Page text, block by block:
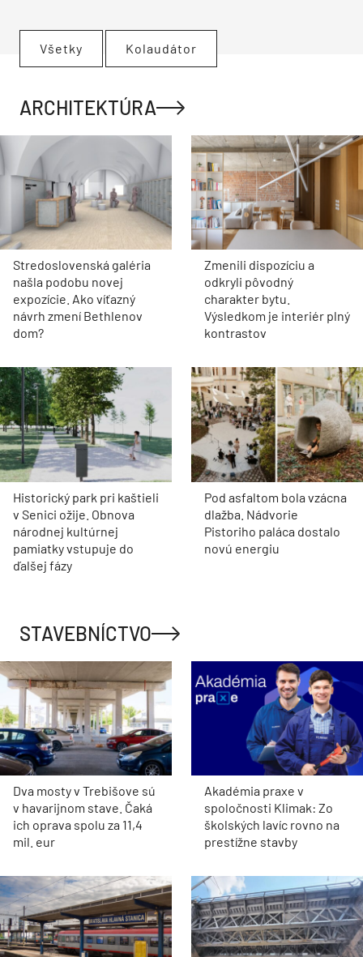
Všetky Kolaudátor
ARCHITEKTÚRA
Stredoslovenská galéria
našla podobu novej
expozície. Ako víťazný
návrh zmení Bethlenov
dom?
Zmenili dispozíciu a
odkryli pôvodný
charakter bytu.
Výsledkom je interiér plný
kontrastov
Historický park pri kaštieli
v Senici ožije. Obnova
národnej kultúrnej
pamiatky vstupuje do
ďalšej fázy
Pod asfaltom bola vzácna
dlažba. Nádvorie
Pistoriho paláca dostalo
novú energiu
STAVEBNÍCTVO
Dva mosty v Trebišove sú
v havarijnom stave. Čaká
ich oprava spolu za 11,4
mil. eur
Akadémia praxe v
spoločnosti Klimak: Zo
školských lavíc rovno na
prestížne stavby